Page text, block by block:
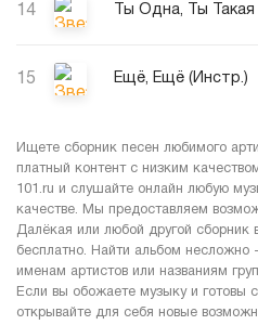
14 Ты Одна, Ты Такая
15 Ещё, Ещё (Инстр.)
Ищете сборник песен любимого
платный контент с низким
101.ru и слушайте онлайн любую
качестве. Мы предоставляем
Далёкая или любой другой сборник
бесплатно. Найти альбом несложно
именам артистов или названиям
Если вы обожаете музыку и готовы
открывайте для себя новые